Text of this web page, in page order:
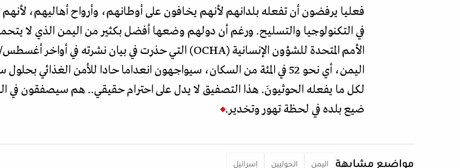
فعليا يرفضون أن تفعله بلدانهم لأنهم يخافون على أوطانهم، وأرواح أهاليهم، لأنهم
في التكنولوجيا والتسليح. ورغم أن دولهم وضعها أفضل بكثير من اليمن الذي لا
اليمن، أي نحو 52 في المئة من السكان، سيواجهون انعداما حادا للأمن الغذائي
لكل ما يفعله الحوثيونَ. هذا التصفيق لا يدل على احترام حقيقي.. هم سيصفقون في
ضيع بلده في لحظة تهور وتخدير.
مواضيع مشابهة اليمن الحوثيين إسرائيل